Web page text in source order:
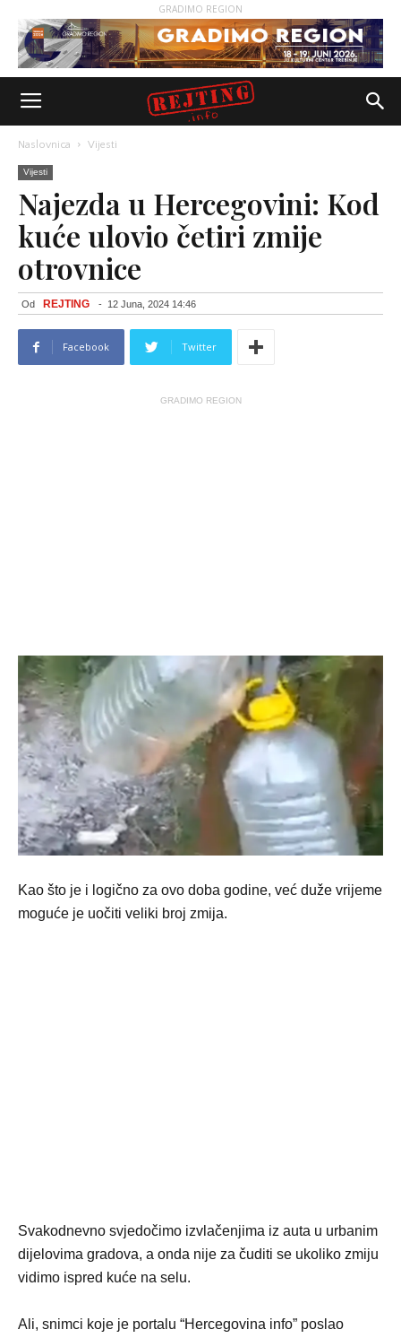
GRADIMO REGION
Naslovnica Vijesti
Vijesti
Najezda u Hercegovini: Kod
kuće ulovio četiri zmije
otrovnice
Od REJTING - 12 Juna, 2024 14:46
Facebook Twitter
GRADIMO REGION
Kao što je i logično za ovo doba godine, već duže vrijeme
moguće je uočiti veliki broj zmija.
Svakodnevno svjedočimo izvlačenjima iz auta u urbanim
dijelovima gradova, a onda nije za čuditi se ukoliko zmiju
vidimo ispred kuće na selu.
Ali, snimci koje je portalu “Hercegovina info” poslao